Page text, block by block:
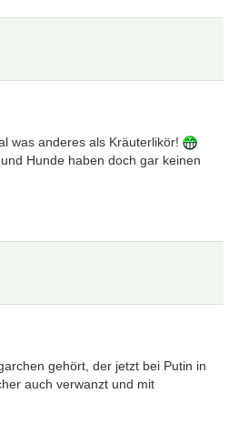
was anderes als Kräuterlikör!
Hunde haben doch gar keinen
gehört, der jetzt bei Putin in
auch verwanzt und mit